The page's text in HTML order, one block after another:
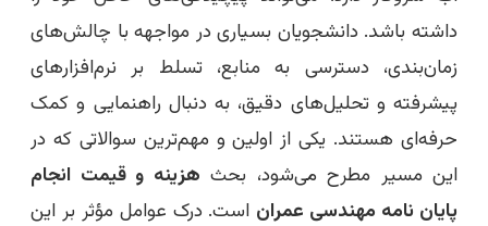
داشته باشد. دانشجویان بسیاری در مواجهه با چالش‌های
زمان‌بندی، دسترسی به منابع، تسلط بر نرم‌افزارهای
پیشرفته و تحلیل‌های دقیق، به دنبال راهنمایی و کمک
حرفه‌ای هستند. یکی از اولین و مهم‌ترین سوالاتی که در
این مسیر مطرح می‌شود، بحث هزینه و قیمت انجام
پایان نامه مهندسی عمران است. درک عوامل مؤثر بر این